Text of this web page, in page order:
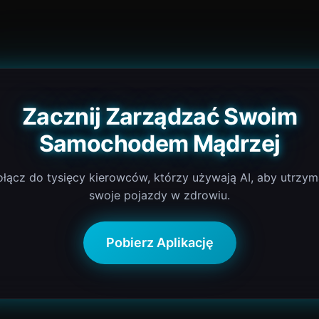
Zacznij Zarządzać Swoim
Samochodem Mądrzej
do tysięcy kierowców, którzy używają AI, aby
swoje pojazdy w zdrowiu.
Pobierz Aplikację